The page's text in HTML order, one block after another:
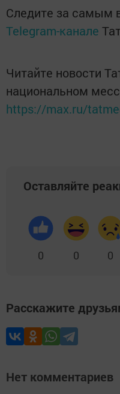
Следите за самым
Telegram-канале
Читайте новости
национальном
https://max.ru/
Оставляйте
0 0 0
Расскажите
Нет комментариев